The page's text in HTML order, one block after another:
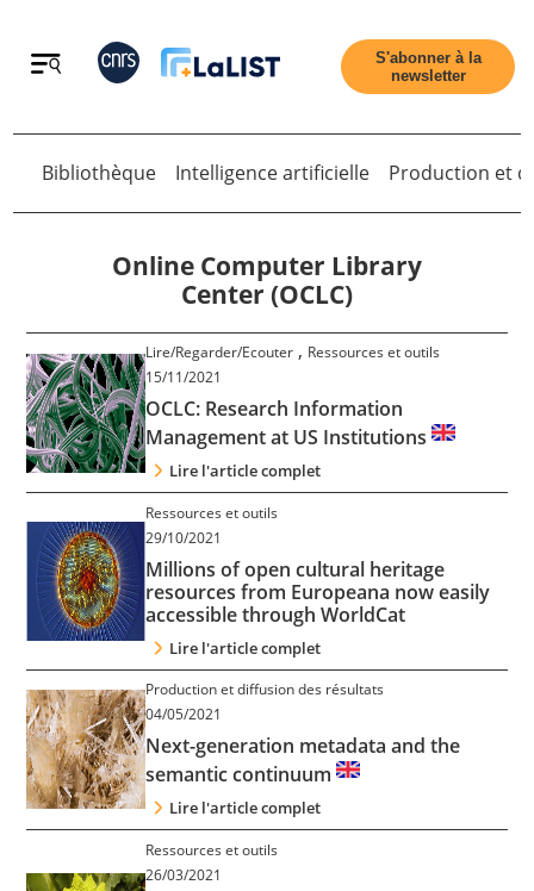
Retour
Tous les articles
Qui sommes nous ?
Contact
Nous suivre
S'abonner à la
newsletter
Bibliothèque Intelligence artificielle Production et
Online Computer Library
Center (OCLC)
Lire/Regarder/Ecouter , Ressources et outils
15/11/2021
OCLC: Research Information
Management at US Institutions
Lire l'article complet
Ressources et outils
29/10/2021
Millions of open cultural heritage
resources from Europeana now easily
accessible through WorldCat
Lire l'article complet
Production et diffusion des résultats
04/05/2021
Next-generation metadata and the
semantic continuum
Lire l'article complet
Ressources et outils
26/03/2021